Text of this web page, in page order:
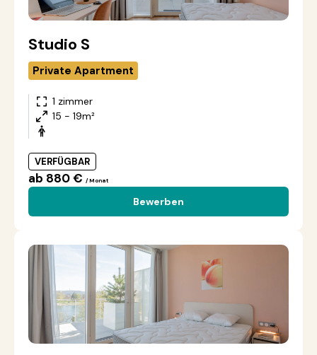
Studio S
Private Apartment
1 zimmer
15 - 19m²
VERFÜGBAR
ab 880 € / Monat
Bewerben